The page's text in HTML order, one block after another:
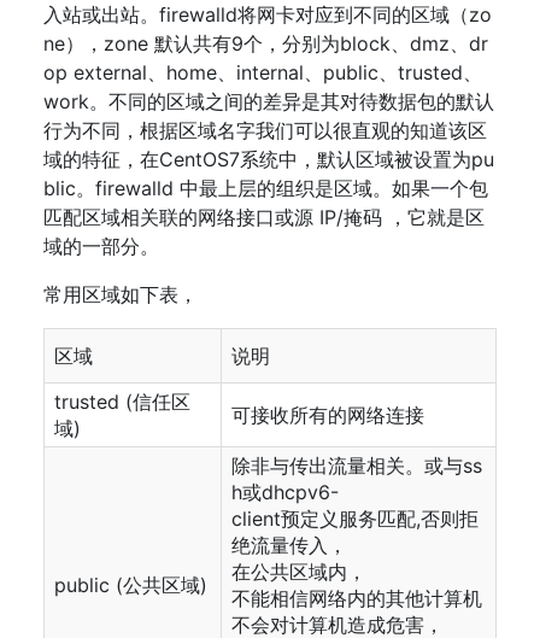
入站或出站。firewalld将网卡对应到不同的区域（zo
ne），zone 默认共有9个，分别为block、dmz、dr
op external、home、internal、public、trusted、
work。不同的区域之间的差异是其对待数据包的默认
行为不同，根据区域名字我们可以很直观的知道该区
域的特征，在CentOS7系统中，默认区域被设置为pu
blic。firewalld 中最上层的组织是区域。如果一个包
匹配区域相关联的网络接口或源 IP/掩码 ，它就是区
域的一部分。
常用区域如下表，
区域
说明
trusted (信任区
域)
可接收所有的网络连接
public (公共区域)
除非与传出流量相关。或与ss
h或dhcpv6-
client预定义服务匹配,否则拒
绝流量传入，
在公共区域内，
不能相信网络内的其他计算机
不会对计算机造成危害，